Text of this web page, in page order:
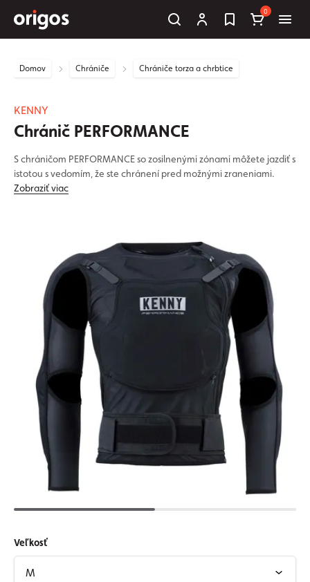
0
Domov Chrániče Chrániče torza a chrbtice
KENNY
Chránič PERFORMANCE
S chráničom PERFORMANCE so zosilnenými zónami môžete jazdiť s
istotou s vedomím, že ste chránení pred možnými zraneniami.
Zobraziť viac
Veľkosť